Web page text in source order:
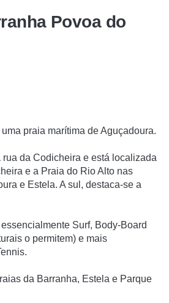
Povoa do
praia marí­tima de Aguçadoura.
da Codicheira e está localizada
e a Praia do Rio Alto nas
e Estela. A sul, destaca-se a
Surf, Body-Board
o permitem) e mais
da Barranha, Estela e Parque